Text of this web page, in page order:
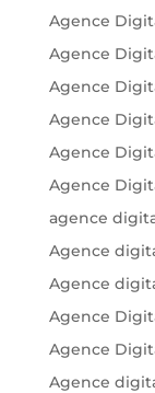
Agence
Agence
Agence
Agence
Agence
Agence
agence
Agence
Agence
Agence
Agence
Agence